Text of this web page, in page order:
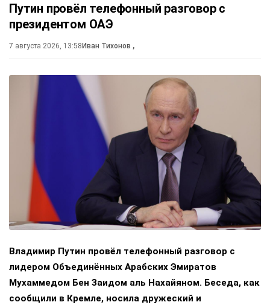
Путин провёл телефонный разговор с
президентом ОАЭ
7 августа 2026, 13:58Иван Тихонов ,
Владимир Путин провёл телефонный разговор с
лидером Объединённых Арабских Эмиратов
Мухаммедом Бен Заидом аль Нахайяном. Беседа, как
сообщили в Кремле, носила дружеский и